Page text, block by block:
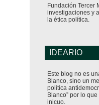
Fundación Tercer
investigaciones y
la ética política.
IDEARIO
Este blog no es
Blanco, sino un
política
Blanco” por lo
inicuo.